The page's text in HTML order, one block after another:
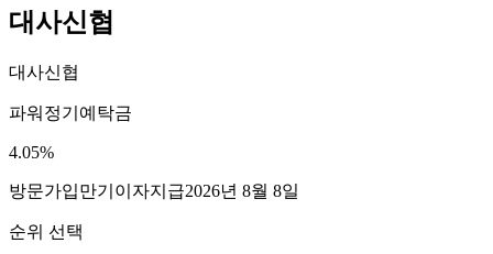
대사신협
대사신협
파워정기예탁금
4.05%
방문가입만기이자지급2026년 8월 8일
순위 선택